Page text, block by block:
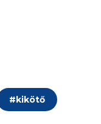
#kikötő